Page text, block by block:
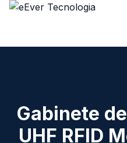
Gabinete
UHF RFID